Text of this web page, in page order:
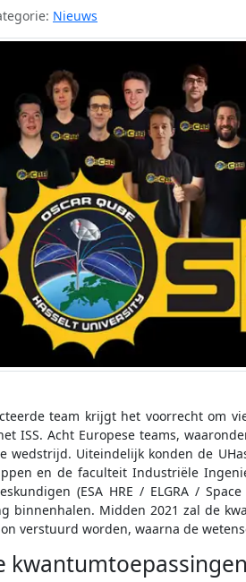
Nieuws
team krijgt het voorrecht om
ISS. Acht Europese teams,
wedstrijd. Uiteindelijk konden de
en de faculteit Industriële
(ESA HRE / ELGRA /
binnenhalen. Midden 2021 zal de
verstuurd worden, waarna de
kwantumtoepassingen